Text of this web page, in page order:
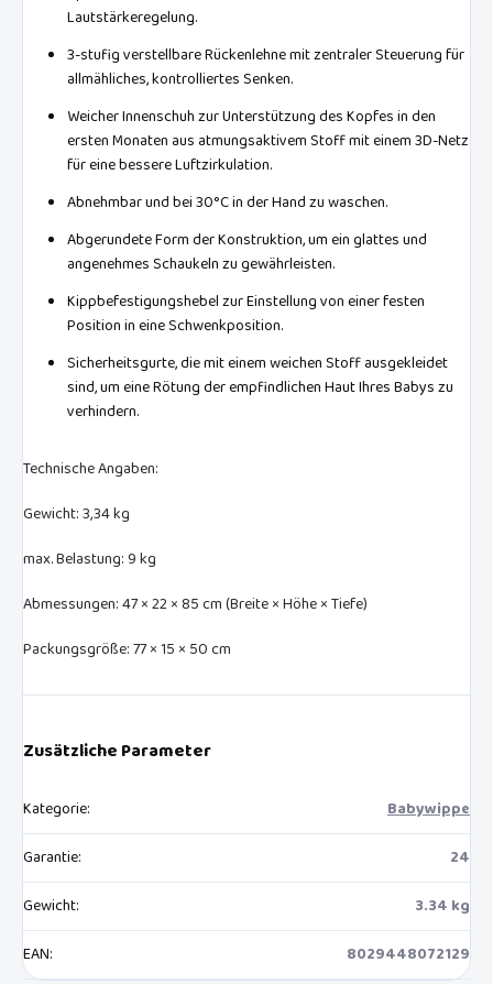
Lautstärkeregelung.
3-stufig verstellbare Rückenlehne mit zentraler Steuerung für
allmähliches, kontrolliertes Senken.
Weicher Innenschuh zur Unterstützung des Kopfes in den
ersten Monaten aus atmungsaktivem Stoff mit einem 3D-Netz
für eine bessere Luftzirkulation.
Abnehmbar und bei 30°C in der Hand zu waschen.
Abgerundete Form der Konstruktion, um ein glattes und
angenehmes Schaukeln zu gewährleisten.
Kippbefestigungshebel zur Einstellung von einer festen
Position in eine Schwenkposition.
Sicherheitsgurte, die mit einem weichen Stoff ausgekleidet
sind, um eine Rötung der empfindlichen Haut Ihres Babys zu
verhindern.
Technische Angaben:
Gewicht: 3,34 kg
max. Belastung: 9 kg
Abmessungen: 47 × 22 × 85 cm (Breite × Höhe × Tiefe)
Packungsgröße: 77 × 15 × 50 cm
Zusätzliche Parameter
Kategorie:
Babywippe
Garantie:
24
Gewicht:
3.34 kg
EAN: 8029448072129